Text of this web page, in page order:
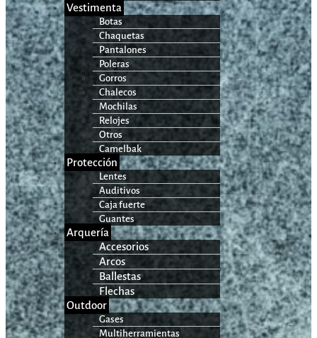
Vestimenta
Botas
Chaquetas
Pantalones
Poleras
Gorros
Chalecos
Mochilas
Relojes
Otros
Camelbak
Protección
Lentes
Auditivos
Caja fuerte
Guantes
Arquería
Accesorios
Arcos
Ballestas
Flechas
Outdoor
Gases
Multiherramientas